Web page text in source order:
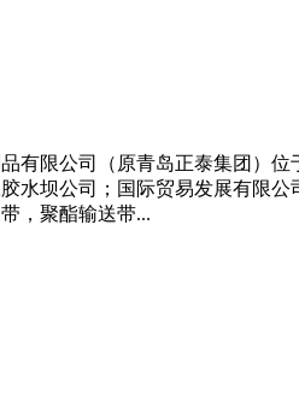
有限公司（原青岛正泰集团）
水坝公司；国际贸易发展有限
，聚酯输送带...